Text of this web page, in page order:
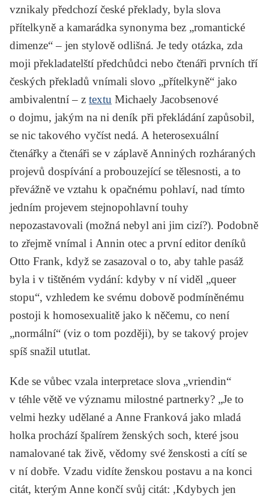
vznikaly předchozí české překlady, byla slova
přítelkyně a kamarádka synonyma bez „romantické
dimenze“ – jen stylově odlišná. Je tedy otázka, zda
moji překladatelští předchůdci nebo čtenáři prvních tří
českých překladů vnímali slovo „přítelkyně“ jako
ambivalentní – z textu Michaely Jacobsenové
o dojmu, jakým na ni deník při překládání zapůsobil,
se nic takového vyčíst nedá. A heterosexuální
čtenářky a čtenáři se v záplavě Anniných rozháraných
projevů dospívání a probouzející se tělesnosti, a to
převážně ve vztahu k opačnému pohlaví, nad tímto
jedním projevem stejnopohlavní touhy
nepozastavovali (možná nebyl ani jim cizí?). Podobně
to zřejmě vnímal i Annin otec a první editor deníků
Otto Frank, když se zasazoval o to, aby tahle pasáž
byla i v tištěném vydání: kdyby v ní viděl „queer
stopu“, vzhledem ke svému dobově podmíněnému
postoji k homosexualitě jako k něčemu, co není
„normální“ (viz o tom později), by se takový projev
spíš snažil ututlat.
Kde se vůbec vzala interpretace slova „vriendin“
v téhle větě ve významu milostné partnerky? „Je to
velmi hezky udělané a Anne Franková jako mladá
holka prochází špalírem ženských soch, které jsou
namalované tak živě, vědomy své ženskosti a cítí se
v ní dobře. Vzadu vidíte ženskou postavu a na konci
citát, kterým Anne končí svůj citát: ,Kdybych jen